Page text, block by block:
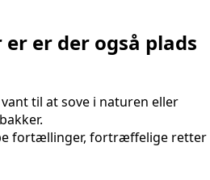
er der også plads
til at sove i naturen eller
fortællinger, fortræffelige retter